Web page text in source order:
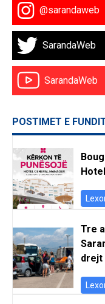
@sarandaweb
SarandaWeb
SarandaWeb
POSTIMET E
Tre
drejt